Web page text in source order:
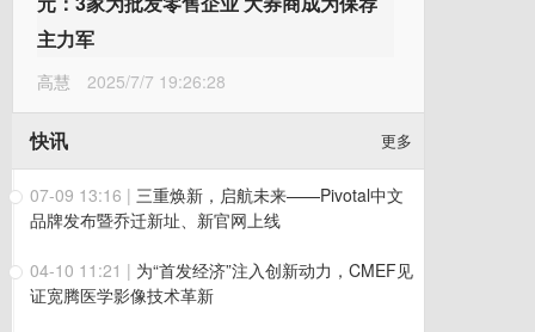
主力军
高慧 2025/7/7 19:26:28
快讯 更多
07-09 13:16 | 三重焕新，启航未来——Pivotal中文
品牌发布暨乔迁新址、新官网上线
04-10 11:21 | 为“首发经济”注入创新动力，CMEF见
证宽腾医学影像技术革新